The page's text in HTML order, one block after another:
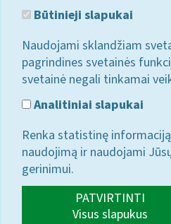
Būtinieji slapukai
Naudojami sklandžiam
pagrindines svetainės
svetainė negali tinkamai
Analitiniai slapukai
Renka statistinę
naudojimą ir naudojami
gerinimui.
PATVIRTINTI
Visus slapukus